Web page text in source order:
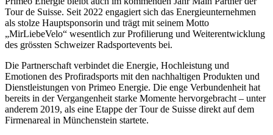
Tour de Suisse. Seit 2022 engagiert sich das Energieunternehmen
als stolze Hauptsponsorin und trägt mit seinem Motto
„MirLiebeVelo“ wesentlich zur Profilierung und Weiterentwicklung
des grössten Schweizer Radsportevents bei.
Die Partnerschaft verbindet die Energie, Hochleistung und
Emotionen des Profiradsports mit den nachhaltigen Produkten und
Dienstleistungen von Primeo Energie. Die enge Verbundenheit hat
bereits in der Vergangenheit starke Momente hervorgebracht – unter
anderem 2019, als eine Etappe der Tour de Suisse direkt auf dem
Firmenareal in Münchenstein startete.